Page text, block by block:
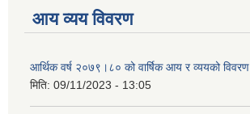
आय व्यय विवरण
आर्थिक वर्ष २०७९।८० को वार्षिक आय र व्ययको विवरण
मिति: 09/11/2023 - 13:05